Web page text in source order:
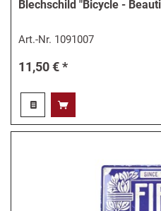
Blechschild "Bicycle -
Art.-Nr. 1091007
11,50 € *